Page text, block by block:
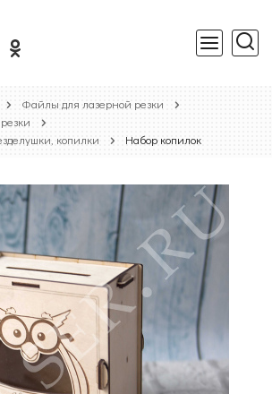
Файлы для лазерной резки
копилки
Набор копилок